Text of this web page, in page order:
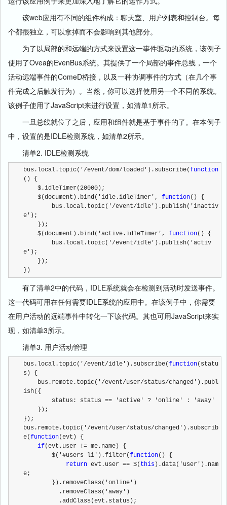
该web应用有不同的组件构成：聊天室、用户列表和控制台。每
个都很独立，可以拿掉而不会影响到其他部分。
为了以局部的和远端的方式来设置这一事件驱动的系统，该例子
使用了Ovea的EvenBus系统。其提供了一个局部的事件总线，一个
活动远端事件的ComeD桥接，以及一种协调事件的方式（在几个事
件完成之后触发行为）。当然，你可以选择使用另一个不同的系统。
该例子使用了JavaScript来进行设置，如清单1所示。
一旦总线就位了之后，应用和组件就是基于事件的了。在本例子
中，设置的是IDLE检测系统，如清单2所示。
清单2. IDLE检测系统
bus.local.topic('/event/dom/loaded').subscribe(function
() {
    $.idleTimer(20000);
    $(document).bind('idle.idleTimer',
function() {
e');
    });
    $(document).bind('active.idleTimer',
function() {
e');
    });
})
有了清单2中的代码，IDLE系统就会在检测到活动时发送事件。
这一代码可用在任何需要IDLE系统的应用中。在该例子中，你需要
在用户活动的远端事件中转化一下该代码。其也可用JavaScript来实
现，如清单3所示。
清单3. 用户活动管理
bus.local.topic('/event/idle').subscribe(function(statu
s) {
ish({
        status: status == 'active' ? 'online' : 'away'
    });
});
bus.remote.topic('/event/user/status/changed').subscrib
e(function(evt) {
if(evt.user != me.name) {
        $('#users li').filter(
function() {
return evt.user == $( this ).data('user').nam
e;
        }).removeClass('online')
          .removeClass('away')
          .addClass(evt.status);